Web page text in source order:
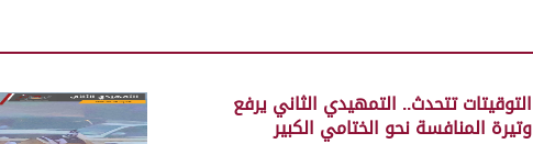
التوقيتات تتحدث.. التمهيدي الثاني يرفع
وتيرة المنافسة نحو الختامي الكبير